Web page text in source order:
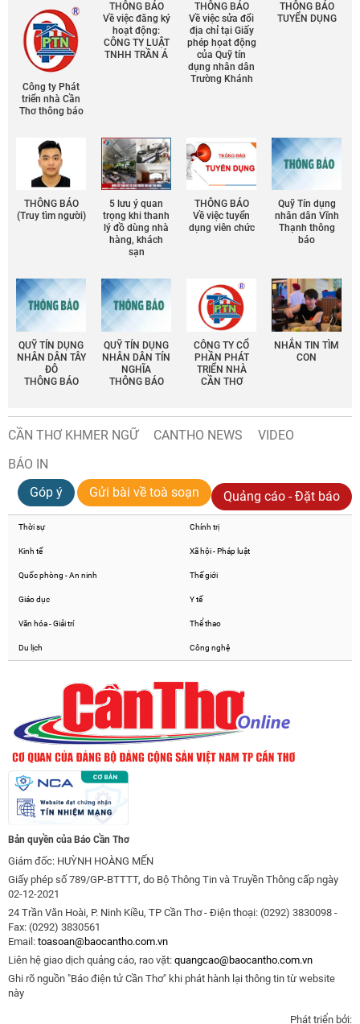
Công ty Phát
triển nhà Cần
Thơ thông báo
THÔNG BÁO
Về việc đăng ký
hoạt động:
CÔNG TY LUẬT
TNHH TRẦN Á
THÔNG BÁO
Về việc sửa đổi
địa chỉ tại Giấy
phép họat động
của Quỹ tín
dụng nhân dân
Trường Khánh
THÔNG BÁO
TUYỂN DỤNG
THÔNG BÁO
(Truy tìm người)
5 lưu ý quan
trọng khi thanh
lý đồ dùng nhà
hàng, khách
sạn
THÔNG BÁO
Về việc tuyển
dụng viên chức
Quỹ Tín dụng
nhân dân Vĩnh
Thạnh thông
báo
QUỸ TÍN DỤNG
NHÂN DÂN TÂY
ĐÔ
THÔNG BÁO
QUỸ TÍN DỤNG
NHÂN DÂN TÍN
NGHĨA
THÔNG BÁO
CÔNG TY CỔ
PHẦN PHÁT
TRIỂN NHÀ
CẦN THƠ
NHẮN TIN TÌM
CON
CẦN THƠ KHMER NGỮ CANTHO NEWS
VIDEO
BÁO IN
Góp ý
Gửi bài về toà soạn Quảng cáo - Đặt báo
Thời sự Chính trị
Kinh tế Xã hội - Pháp luật
Quốc phòng - An ninh Thế giới
Giáo dục Y tế
Văn hóa - Giải trí Thể thao
Du lịch Công nghệ
Bản quyền của Báo Cần Thơ
Giám đốc: HUỲNH HOÀNG MẾN
Giấy phép số 789/GP-BTTTT, do Bộ Thông Tin và Truyền Thông cấp ngày
02-12-2021
24 Trần Văn Hoài, P. Ninh Kiều, TP Cần Thơ - Điện thoại: (0292) 3830098 -
Fax: (0292) 3830561
Email: toasoan@baocantho.com.vn
Liên hệ giao dịch quảng cáo, rao vặt: quangcao@baocantho.com.vn
Ghi rõ nguồn "Báo điện tử Cần Thơ" khi phát hành lại thông tin từ website
này
Phát triển bởi: